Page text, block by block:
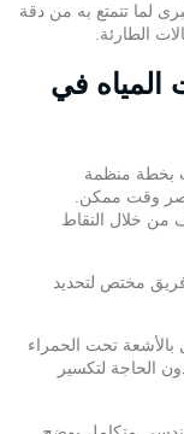
لما تتمتع به من دقة
الطارئة.
في
بخطة منظمة
وقت ممكن.
من خلال النقاط
مختص لتحديد
بالأشعة تحت الحمراء
الحاجة لتكسير